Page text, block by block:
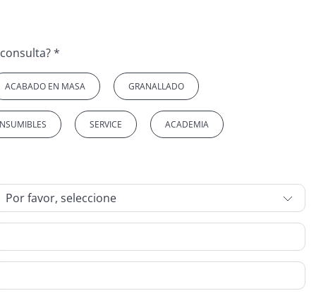
¿A qué tema se refiere su consulta? *
ACABADO EN MASA GRANALLADO
SERVICE ACADEMIA